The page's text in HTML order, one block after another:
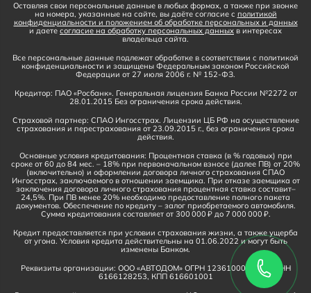
Оставляя свои персональные данные в любых формах, а также при звонке
на номера, указанные на сайте, вы даёте согласие с политикой
конфиденциальности и положением об обработке персональных и данных
и даете согласие на обработку персональных данных в интересах
владельца сайта.
Все персональные данные подлежат обработке в соответствии с политикой
конфиденциальности и защищены Федеральным законом Российской
Федерации от 27 июля 2006 г. № 152-ФЗ.
Кредитор: ПАО «Росбанк». Генеральная лицензия Банка России №2272 от
28.01.2015 Без ограничения срока действия.
Страховой партнер: СПАО Ингосстрах. Лицензии ЦБ РФ на осуществление
страхования и перестрахования от 23.09.2015 г., без ограничения срока
действия.
Основные условия кредитования: Процентная ставка (в % годовых) при
сроке от 60 до 84 мес. – 18% при первоначальном взносе (далее ПВ) от 20%
(включительно) и оформлении договора личного страхования СПАО
Ингосстрах, заключаемого в отношении заемщика. При отказе заемщика от
заключения договора личного страхования процентная ставка составит–
24,5%. При ПВ менее 20% необходимо предоставление полного пакета
документов. Обеспечение по кредиту – залог приобретаемого автомобиля.
Сумма кредитования составляет от 300 000 ₽ до 7 000 000 ₽.
Кредит предоставляется при условии страхования жизни, а также ущерба
от угона. Условия кредита действительны на 01.06.2022 и могут быть
изменены Банком.
Реквизиты организации: ООО «АВТОДОМ» ОГРН 1236100016910, ИНН
6166128253, КПП 616601001